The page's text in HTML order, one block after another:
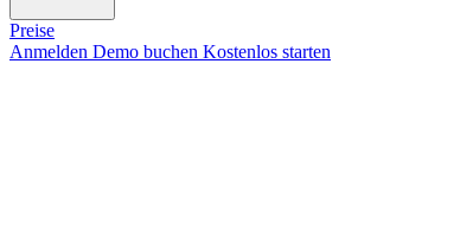
Preise
Anmelden Demo buchen Kostenlos starten